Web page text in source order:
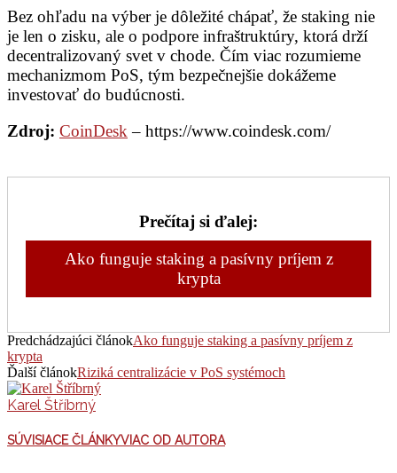
Bez ohľadu na výber je dôležité chápať, že staking nie
je len o zisku, ale o podpore infraštruktúry, ktorá drží
decentralizovaný svet v chode. Čím viac rozumieme
mechanizmom PoS, tým bezpečnejšie dokážeme
investovať do budúcnosti.
Zdroj: CoinDesk – https://www.coindesk.com/
Prečítaj si ďalej:
Ako funguje staking a pasívny príjem z
krypta
Predchádzajúci článokAko funguje staking a pasívny príjem z
krypta
Ďalší článokRiziká centralizácie v PoS systémoch
Karel Štříbrný
SÚVISIACE ČLÁNKYVIAC OD AUTORA